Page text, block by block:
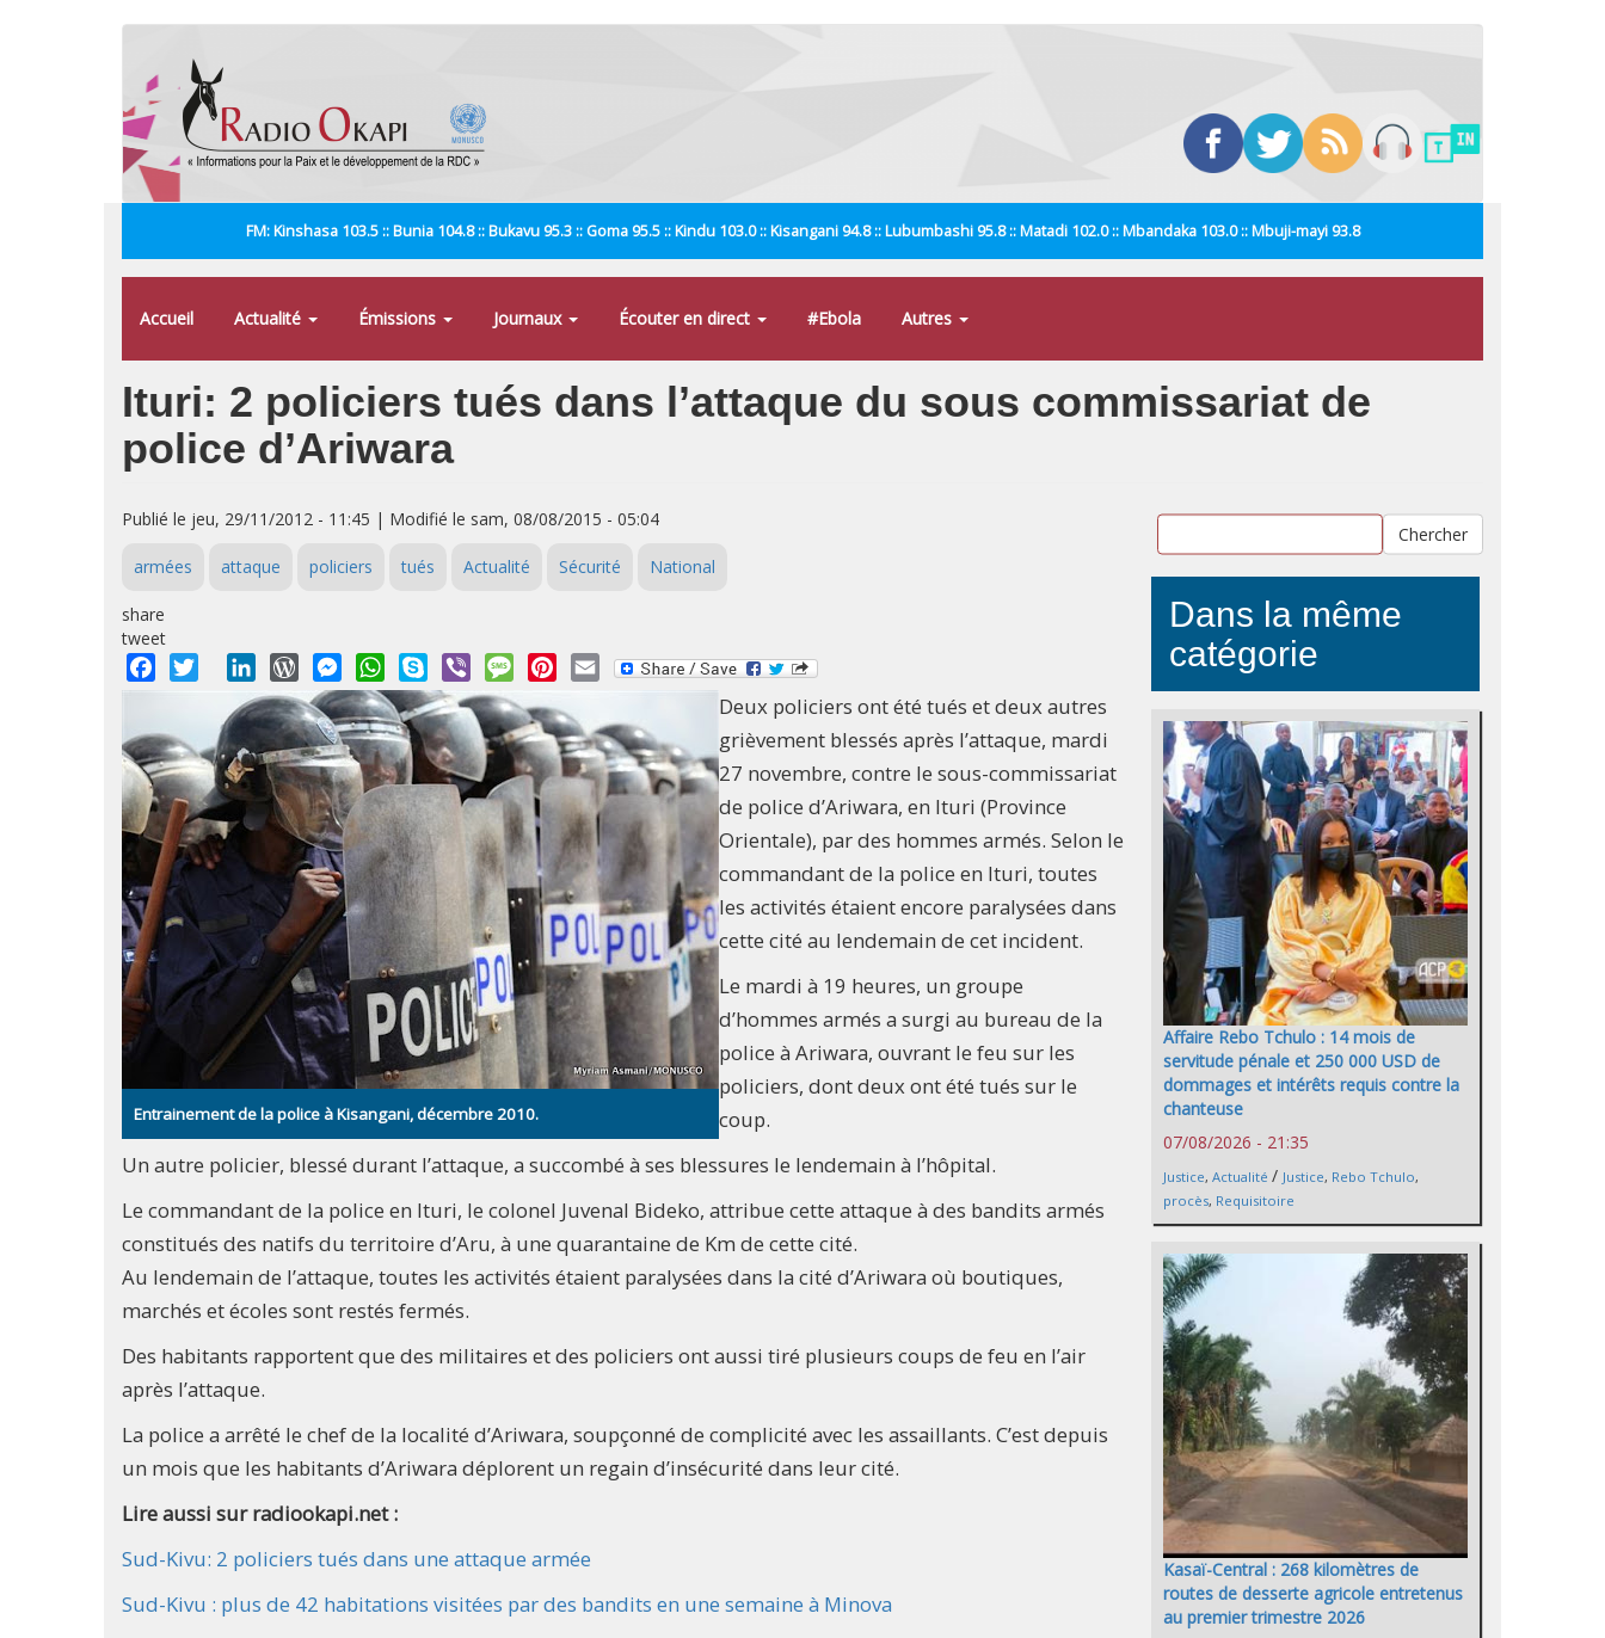
FM: Kinshasa 103.5 :: Bunia 104.8 :: Bukavu 95.3 :: Goma 95.5 :: Kindu 103.0 :: Kisangani 94.8 :: Lubumbashi 95.8 :: Matadi 102.0 :: Mbandaka 103.0 :: Mbuji-mayi 93.8
Accueil Actualité Émissions Journaux Écouter en direct #Ebola Autres
Ituri: 2 policiers tués dans l’attaque du sous commissariat de
police d’Ariwara
Publié le jeu, 29/11/2012 - 11:45 | Modifié le sam, 08/08/2015 - 05:04
armées attaque policiers tués Actualité Sécurité National
share
tweet
Facebook
Twitter LinkedInWordPressMessengerWhatsApp
Skype Viber MessagePinterest
Email
Entrainement de la police à Kisangani, décembre 2010.
Deux policiers ont été tués et deux autres
grièvement blessés après l’attaque, mardi
27 novembre, contre le sous-commissariat
de police d’Ariwara, en Ituri (Province
Orientale), par des hommes armés. Selon le
commandant de la police en Ituri, toutes
les activités étaient encore paralysées dans
cette cité au lendemain de cet incident.
Le mardi à 19 heures, un groupe
d’hommes armés a surgi au bureau de la
police à Ariwara, ouvrant le feu sur les
policiers, dont deux ont été tués sur le
coup.
Un autre policier, blessé durant l’attaque, a succombé à ses blessures le lendemain à l’hôpital.
Le commandant de la police en Ituri, le colonel Juvenal Bideko, attribue cette attaque à des bandits armés
constitués des natifs du territoire d’Aru, à une quarantaine de Km de cette cité.
Au lendemain de l’attaque, toutes les activités étaient paralysées dans la cité d’Ariwara où boutiques,
marchés et écoles sont restés fermés.
Des habitants rapportent que des militaires et des policiers ont aussi tiré plusieurs coups de feu en l’air
après l’attaque.
La police a arrêté le chef de la localité d’Ariwara, soupçonné de complicité avec les assaillants. C’est depuis
un mois que les habitants d’Ariwara déplorent un regain d’insécurité dans leur cité.
Lire aussi sur radiookapi.net :
Sud-Kivu: 2 policiers tués dans une attaque armée
Sud-Kivu : plus de 42 habitations visitées par des bandits en une semaine à Minova
Chercher
Dans la même
catégorie
Affaire Rebo Tchulo : 14 mois de
servitude pénale et 250 000 USD de
dommages et intérêts requis contre la
chanteuse
07/08/2026 - 21:35
Justice, Actualité / Justice, Rebo Tchulo,
procès, Requisitoire
Kasaï-Central : 268 kilomètres de
routes de desserte agricole entretenus
au premier trimestre 2026